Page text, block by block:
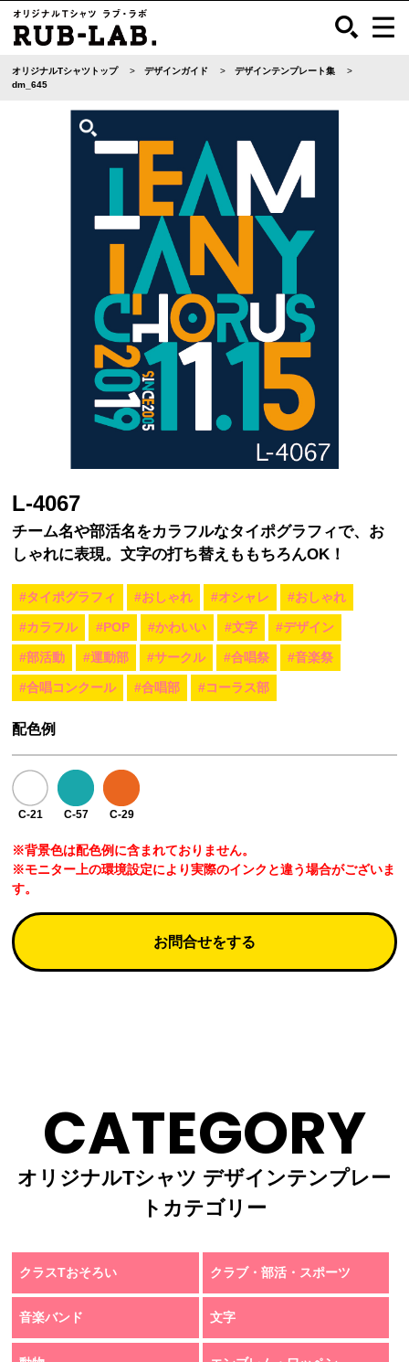
オリジナルTシャツトップ デザインガイド
デザインテンプレート集
dm_645
L-4067
チーム名や部活名をカラフルなタイポグラフィで、お
しゃれに表現。文字の打ち替えももちろんOK！
#タイポグラフィ #おしゃれ #オシャレ #おしゃれ
#カラフル #POP #かわいい #文字 #デザイン
#部活動 #運動部 #サークル #合唱祭 #音楽祭
#合唱コンクール #合唱部 #コーラス部
配色例
C-21 C-57 C-29
※背景色は配色例に含まれておりません。
※モニター上の環境設定により実際のインクと違う場合がございま
す。
お問合せをする
CATEGORY
オリジナルTシャツ デザインテンプレー
トカテゴリー
クラスTおそろい クラブ・部活・スポーツ
音楽バンド 文字